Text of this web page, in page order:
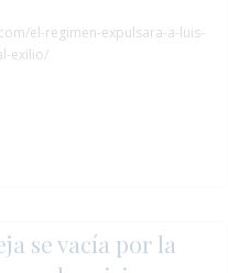
el-regimen-expulsara-a-luis-
exilio/
se vacía por la